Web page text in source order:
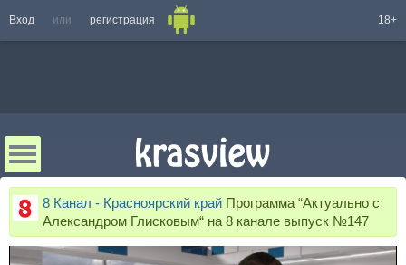
Вход или регистрация 18+
8 Канал - Красноярский край Программа “Актуально с
Александром Глисковым“ на 8 канале выпуск №147